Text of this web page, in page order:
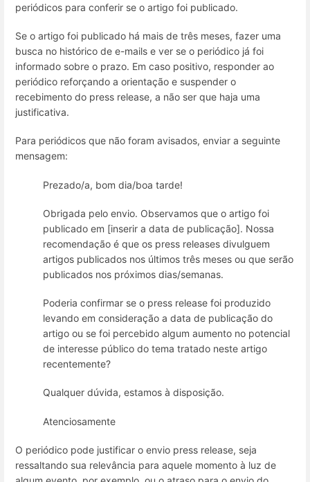
periódicos para conferir se o artigo foi publicado.
Se o artigo foi publicado há mais de três meses, fazer uma
busca no histórico de e-mails e ver se o periódico já foi
informado sobre o prazo. Em caso positivo, responder ao
periódico reforçando a orientação e suspender o
recebimento do press release, a não ser que haja uma
justificativa.
Para periódicos que não foram avisados, enviar a seguinte
mensagem:
Prezado/a, bom dia/boa tarde!
Obrigada pelo envio. Observamos que o artigo foi
publicado em [inserir a data de publicação]. Nossa
recomendação é que os press releases divulguem
artigos publicados nos últimos três meses ou que serão
publicados nos próximos dias/semanas.
Poderia confirmar se o press release foi produzido
levando em consideração a data de publicação do
artigo ou se foi percebido algum aumento no potencial
de interesse público do tema tratado neste artigo
recentemente?
Qualquer dúvida, estamos à disposição.
Atenciosamente
O periódico pode justificar o envio press release, seja
ressaltando sua relevância para aquele momento à luz de